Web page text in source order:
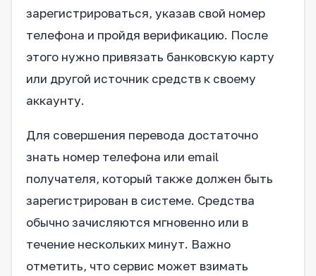
зарегистрироваться, указав свой номер
телефона и пройдя верификацию. После
этого нужно привязать банковскую карту
или другой источник средств к своему
аккаунту.
Для совершения перевода достаточно
знать номер телефона или email
получателя, который также должен быть
зарегистрирован в системе. Средства
обычно зачисляются мгновенно или в
течение нескольких минут. Важно
отметить, что сервис может взимать